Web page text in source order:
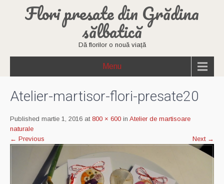
Flori presate din Grădina
sălbatică
Dă florilor o nouă viață
Menu
Atelier-martisor-flori-presate20
Published martie 1, 2016 at 800 × 600 in Atelier de martisoare
naturale
← Previous Next →